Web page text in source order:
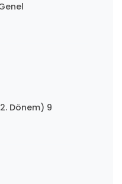
Dönem) 9